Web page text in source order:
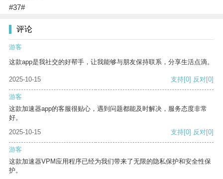
#37#
评论
游客
这款app是我社交的好帮手，让我能够与朋友保持联系，分享生活点滴。
2025-10-15 支持[0] 反对[0]
游客
这款加速器app的客服很贴心，遇到问题都能及时解决，服务态度非常
好。
2025-10-15
支持[0] 反对[0]
游客
这款加速器VPM应用程序已经为我们带来了无限的隐私保护和安全性保
护。